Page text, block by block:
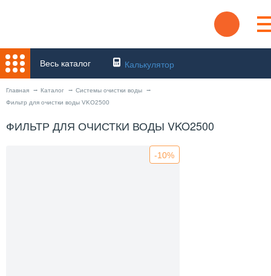
Весь каталог Калькулятор
Главная Каталог
Системы очистки воды
Фильтр для очистки воды VKO2500
ФИЛЬТР ДЛЯ ОЧИСТКИ ВОДЫ VKO2500
-10%